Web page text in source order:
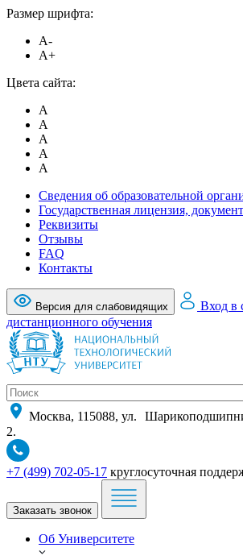
Размер шрифта:
A-
A+
Цвета сайта:
A
A
A
A
A
Сведения об образовательной
Государственная лицензия,
Реквизиты
Отзывы
FAQ
Контакты
Версия для слабовидящих
Вход в
дистанционного обучения
Москва, 115088, ул.
2.
+7 (499) 702-05-17 круглосуточная
Заказать звонок
Об Университете